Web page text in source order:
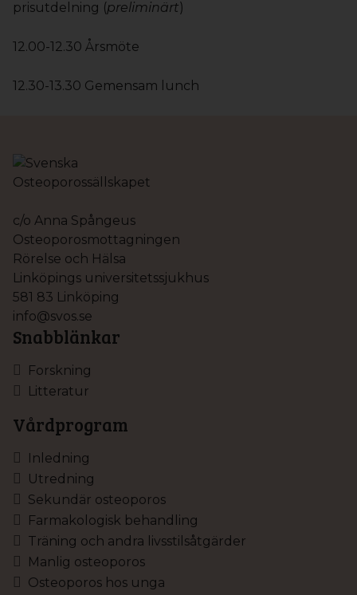
prisutdelning (preliminärt)
12.00-12.30 Årsmöte
12.30-13.30 Gemensam lunch
c/o Anna Spångeus
Osteoporosmottagningen
Rörelse och Hälsa
Linköpings universitetssjukhus
581 83 Linköping
info@svos.se
Snabblänkar
Forskning
Litteratur
Vårdprogram
Inledning
Utredning
Sekundär osteoporos
Farmakologisk behandling
Träning och andra livsstilsåtgärder
Manlig osteoporos
Osteoporos hos unga